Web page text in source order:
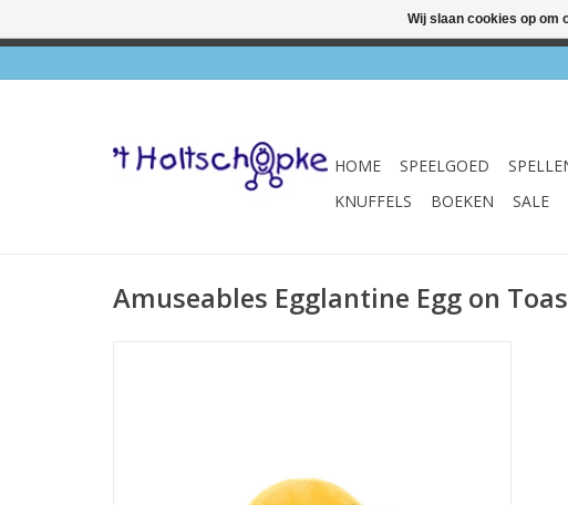
HOME SPEELGOED
KNUFFELS
BOEKEN SALE
Amuseables Egglantine Egg on
Wij slaan cookies op om
✔ Winkel &